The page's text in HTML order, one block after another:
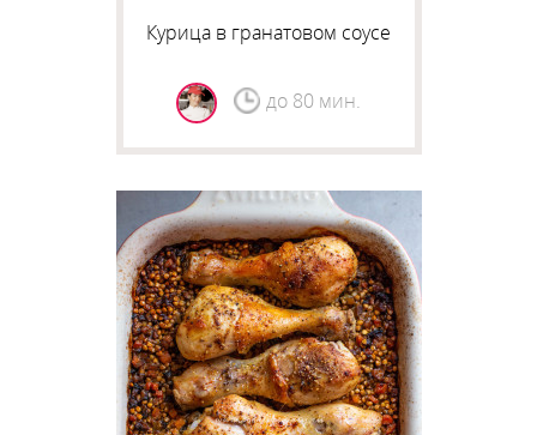
Курица в гранатовом соусе
до 80 мин.